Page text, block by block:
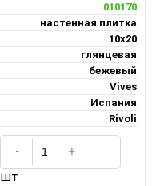
010170
настенная плитка
10х20
глянцевая
бежевый
Vives
Испания
Rivoli
шт